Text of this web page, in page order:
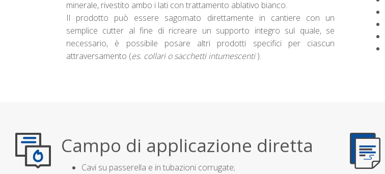
minerale, rivestito ambo i lati con trattamento ablativo bianco.
Il prodotto può essere sagomato direttamente in cantiere con un
semplice cutter al fine di ricreare un supporto integro sul quale, se
necessario, è possibile posare altri prodotti specifici per ciascun
attraversamento (es. collari o sacchetti intumescenti).
Campo di applicazione diretta
Cavi su passerella e in tubazioni corrugate;